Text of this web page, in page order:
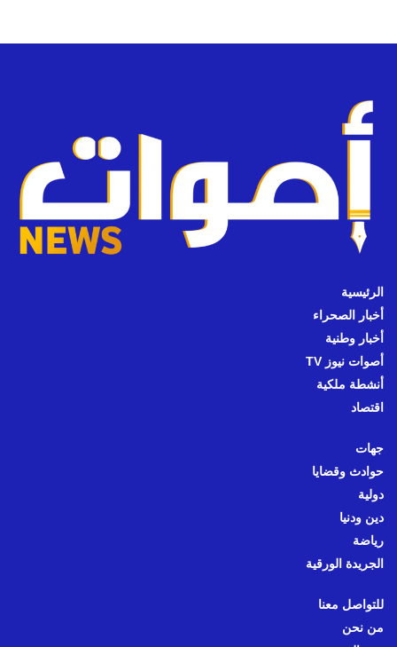
الرئيسية
أخبار الصحراء
أخبار وطنية
أصوات نيوز TV
أنشطة ملكية
اقتصاد
جهات
حوادث وقضايا
دولية
دين ودنيا
رياضة
الجريدة الورقية
للتواصل معنا
من نحن